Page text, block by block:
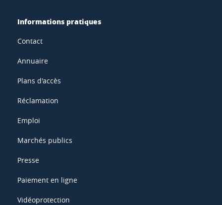
Informations pratiques
Contact
Annuaire
Plans d'accès
Réclamation
Emploi
Marchés publics
Presse
Paiement en ligne
Vidéoprotection